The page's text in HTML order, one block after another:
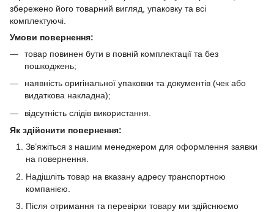
збережено його товарний вигляд, упаковку та всі
комплектуючі.
Умови повернення:
товар повинен бути в повній комплектації та без
пошкоджень;
наявність оригінальної упаковки та документів (чек або
видаткова накладна);
відсутність слідів використання.
Як здійснити повернення:
Зв’яжіться з нашим менеджером для оформлення заявки
на повернення.
Надішліть товар на вказану адресу транспортною
компанією.
Після отримання та перевірки товару ми здійснюємо